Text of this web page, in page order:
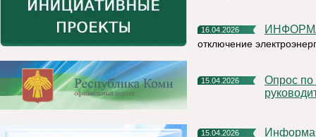
16.04.2026
отключение
15.04.2026
Опрос по оценки эффективности деятельности
15.04.2026